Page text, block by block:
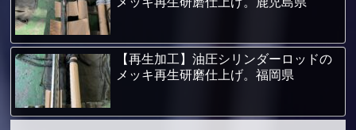
【再生加工】油圧シリンダーロッドの
メッキ再生研磨仕上げ。福岡県